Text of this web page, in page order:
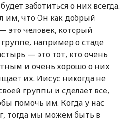
заботиться о них всегда.
им, что Он как добрый
это человек, который
группе, например о стаде
— это тот, кто очень
и очень хорошо о них
их. Иисус никогда не
группы и сделает все,
помочь им. Когда у нас
тогда мы можем быть в